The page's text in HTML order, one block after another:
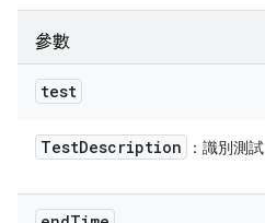
參數
test
TestDescription ：識別測試